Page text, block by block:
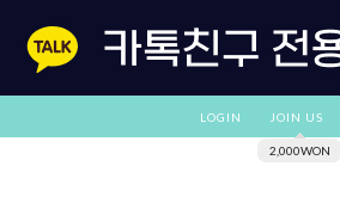
LOGIN JOIN US
2,000WON